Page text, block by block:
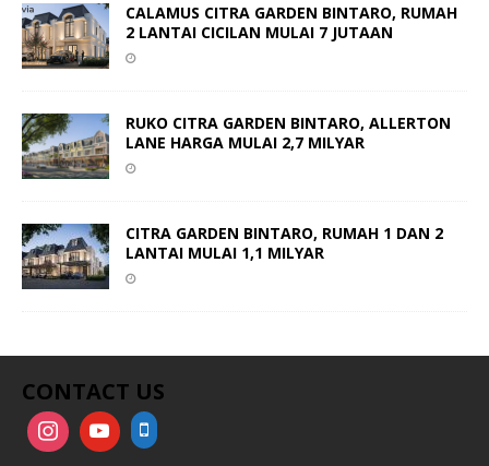
CALAMUS CITRA GARDEN BINTARO, RUMAH
2 LANTAI CICILAN MULAI 7 JUTAAN
RUKO CITRA GARDEN BINTARO, ALLERTON
LANE HARGA MULAI 2,7 MILYAR
CITRA GARDEN BINTARO, RUMAH 1 DAN 2
LANTAI MULAI 1,1 MILYAR
CONTACT US